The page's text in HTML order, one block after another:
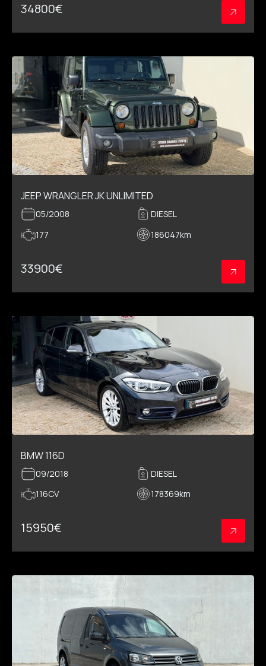
34800€
JEEP WRANGLER JK UNLIMITED
05/2008
DIESEL
177
186047km
33900€
BMW 116D
09/2018
DIESEL
116CV
178369km
15950€